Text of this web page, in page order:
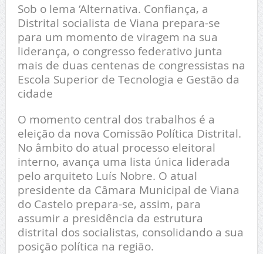
Sob o lema ‘Alternativa. Confiança, a
Distrital socialista de Viana prepara-se
para um momento de viragem na sua
liderança, o congresso federativo junta
mais de duas centenas de congressistas na
Escola Superior de Tecnologia e Gestão da
cidade
O momento central dos trabalhos é a
eleição da nova Comissão Política Distrital.
No âmbito do atual processo eleitoral
interno, avança uma lista única liderada
pelo arquiteto Luís Nobre. O atual
presidente da Câmara Municipal de Viana
do Castelo prepara-se, assim, para
assumir a presidência da estrutura
distrital dos socialistas, consolidando a sua
posição política na região.